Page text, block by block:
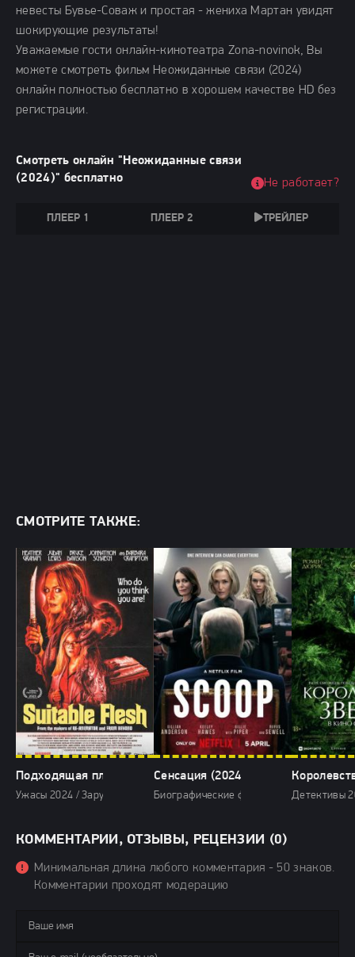
невесты Бувье-Соваж и простая - жениха Мартан увидят
шокирующие результаты!
Уважаемые гости онлайн-кинотеатра Zona-novinok, Вы
можете смотреть фильм Неожиданные связи (2024)
онлайн полностью бесплатно в хорошем качестве HD без
регистрации.
Смотреть онлайн "Неожиданные связи
(2024)" бесплатно
ПЛЕЕР 1 ПЛЕЕР 2 ТРЕЙЛЕР
Не работает?
СМОТРИТЕ ТАКЖЕ:
Подходящая плоть (2024)
Ужасы 2024 / Зарубежные фильмы 2024 / Новинки кино 2024 /
Сенсация (2024)
Биографические фильмы 2024 / Драмы
Детективы
КОММЕНТАРИИ, ОТЗЫВЫ, РЕЦЕНЗИИ (0)
Минимальная длина любого комментария - 50 знаков.
Комментарии проходят модерацию